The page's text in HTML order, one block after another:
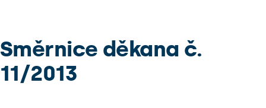
Směrnice děkana č.
11/2013